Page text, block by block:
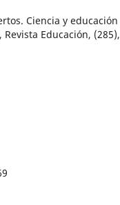
Ciencia y educación
Educación, (285),